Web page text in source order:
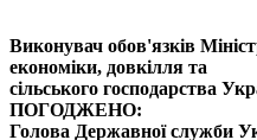
Виконувач обов'язків
економіки, довкілля та
сільського господарства
ПОГОДЖЕНО:
Голова Державної служби